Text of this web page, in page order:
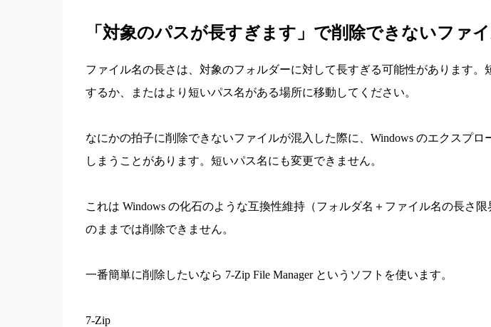
「対象のパスが長すぎます」で削除できないファ
ファイル名の長さは、対象のフォルダーに対して長すぎる可能性があります。
するか、またはより短いパス名がある場所に移動してください。
なにかの拍子に削除できないファイルが混入した際に、Windows のエクスプロ
しまうことがあります。短いパス名にも変更できません。
これは Windows の化石のような互換性維持（フォルダ名＋ファイル名の長さ
のままでは削除できません。
一番簡単に削除したいなら 7-Zip File Manager というソフトを使います。
7-Zip